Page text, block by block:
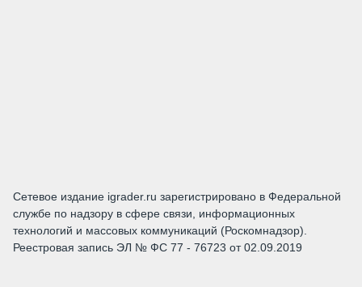
Сетевое издание igrader.ru зарегистрировано в Федеральной
службе по надзору в сфере связи, информационных
технологий и массовых коммуникаций (Роскомнадзор).
Реестровая запись ЭЛ № ФС 77 - 76723 от 02.09.2019